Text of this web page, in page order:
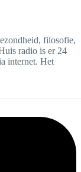
filosofie,
radio is er 24
internet. Het